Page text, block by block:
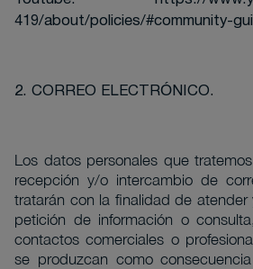
419/about/policies/#community-
2. CORREO ELECTRÓNICO.
Los datos personales que
recepción y/o intercambio de
tratarán con la finalidad de
petición de información o
contactos comerciales o
se produzcan como